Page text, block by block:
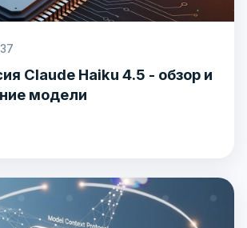
Claude Haiku 4.5 - обзор и
модели